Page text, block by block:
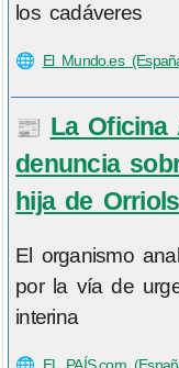
los cadáveres
🌐 El Mundo.es
📰 La Oficina
denuncia
hija de
El organismo
por la vía de
interina